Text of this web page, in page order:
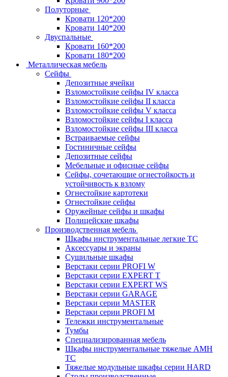
Полуторные
Кровати 120*200
Кровати 140*200
Двуспальные
Кровати 160*200
Кровати 180*200
Металлическая мебель
Сейфы
Депозитные ячейки
Взломостойкие сейфы IV класса
Взломостойкие сейфы II класса
Взломостойкие сейфы V класса
Взломостойкие сейфы I класса
Взломостойкие сейфы III класса
Встраиваемые сейфы
Гостиничные сейфы
Депозитные сейфы
Мебельные и офисные сейфы
Сейфы, сочетающие огнестойкость и
устойчивость к взлому
Огнестойкие картотеки
Огнестойкие сейфы
Оружейные сейфы и шкафы
Полицейские шкафы
Производственная мебель
Шкафы инструментальные легкие ТС
Аксессуары и экраны
Cушильные шкафы
Верстаки серии PROFI W
Верстаки серии EXPERT T
Верстаки серии EXPERT WS
Верстаки серии GARAGE
Верстаки серии MASTER
Верстаки серии PROFI M
Тележки инструментальные
Тумбы
Cпециализированная мебель
Шкафы инструментальные тяжелые AMH
TC
Тяжелые модульные шкафы серии HARD